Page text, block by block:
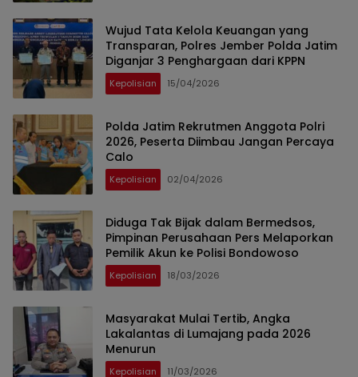
Wujud Tata Kelola Keuangan yang
Transparan, Polres Jember Polda Jatim
Diganjar 3 Penghargaan dari KPPN
Kepolisian 15/04/2026
Polda Jatim Rekrutmen Anggota Polri
2026, Peserta Diimbau Jangan Percaya
Calo
Kepolisian 02/04/2026
Diduga Tak Bijak dalam Bermedsos,
Pimpinan Perusahaan Pers Melaporkan
Pemilik Akun ke Polisi Bondowoso
Kepolisian 18/03/2026
Masyarakat Mulai Tertib, Angka
Lakalantas di Lumajang pada 2026
Menurun
Kepolisian 11/03/2026